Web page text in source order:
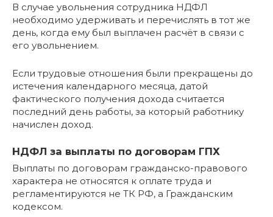
В случае увольнения сотрудника НДФЛ
необходимо удерживать и перечислять в тот же
день, когда ему был выплачен расчёт в связи с
его увольнением.
Если трудовые отношения были прекращены до
истечения календарного месяца, датой
фактического получения дохода считается
последний день работы, за который работнику
начислен доход.
НДФЛ за выплаты по договорам ГПХ
Выплаты по договорам гражданско-правового
характера не относятся к оплате труда и
регламентируются не ТК РФ, а Гражданским
кодексом.